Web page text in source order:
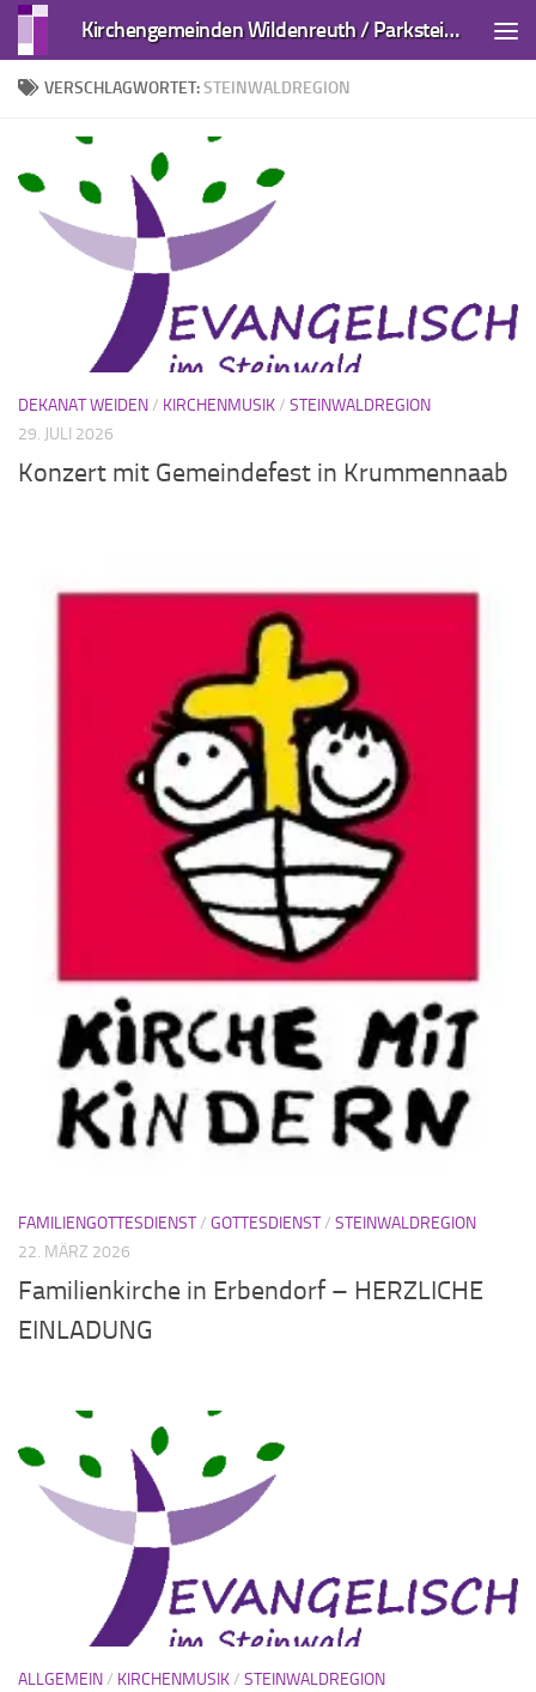
Zum Inhalt springen Kirchengemeinden Wildenreuth / Parkstein und Kirchendemenreuth
VERSCHLAGWORTET:STEINWALDREGION
DEKANAT WEIDEN/ KIRCHENMUSIK/ STEINWALDREGION
29. JULI 2026
Konzert mit Gemeindefest in Krummennaab
FAMILIENGOTTESDIENST/ GOTTESDIENST/ STEINWALDREGION
22. MÄRZ 2026
Familienkirche in Erbendorf – HERZLICHE
EINLADUNG
ALLGEMEIN/ KIRCHENMUSIK/ STEINWALDREGION